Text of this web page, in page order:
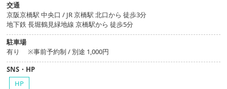
交通
京阪京橋駅 中央口 / JR 京橋駅 北口から 徒歩3分
地下鉄 長堀鶴見緑地線 京橋駅から 徒歩5分
駐車場
有り ※事前予約制 / 別途 1,000円
SNS・HP
HP